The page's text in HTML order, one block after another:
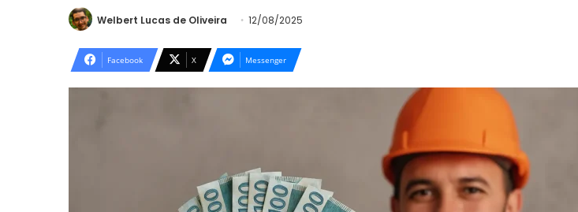
Welbert Lucas de Oliveira 12/08/2025
Facebook X Messenger